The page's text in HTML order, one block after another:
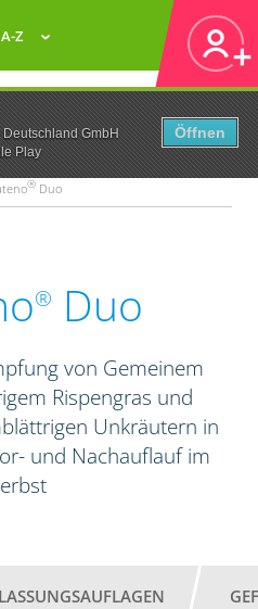
GmbH
Play
Öffnen
A-Z
® Duo
® Duo
von Gemeinem
Rispengras und
Unkräutern in
und Nachauflauf im